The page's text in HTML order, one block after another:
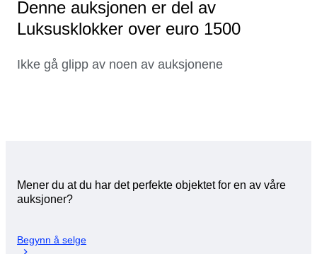
Denne auksjonen er del av
Luksusklokker over euro 1500
Ikke gå glipp av noen av auksjonene
Mener du at du har det perfekte objektet for en av våre
auksjoner?
Begynn å selge